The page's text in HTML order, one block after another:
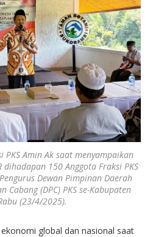
PKS Amin Ak saat menyampaikan
150 Anggota Fraksi PKS
Dewan Pimpinan Daerah
Cabang (DPC) PKS se-Kabupaten
(23/4/2025).
global dan nasional saat